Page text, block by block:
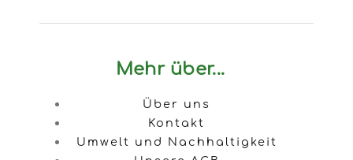
Mehr über...
Über uns
Kontakt
Umwelt und Nachhaltigkeit